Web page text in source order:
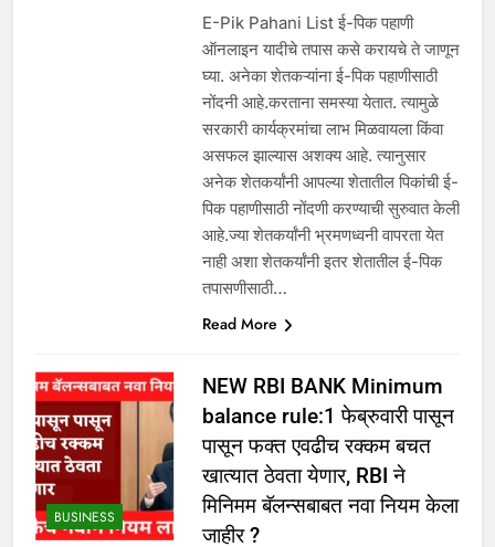
E-Pik Pahani List ई-पिक पहाणी
ऑनलाइन यादीचे तपास कसे करायचे ते जाणून
घ्या. अनेका शेतकऱ्यांना ई-पिक पहाणीसाठी
नोंदनी आहे.करताना समस्या येतात. त्यामुळे
सरकारी कार्यक्रमांचा लाभ मिळवायला किंवा
असफल झाल्यास अशक्य आहे. त्यानुसार
अनेक शेतकर्यांनी आपल्या शेतातील पिकांची ई-
पिक पहाणीसाठी नोंदणी करण्याची सुरुवात केली
आहे.ज्या शेतकर्यांनी भ्रमणध्वनी वापरता येत
नाही अशा शेतकर्यांनी इतर शेतातील ई-पिक
तपासणीसाठी…
Read More
BUSINESS
NEW RBI BANK Minimum
balance rule:1 फेब्रुवारी पासून
पासून फक्त एवढीच रक्कम बचत
खात्यात ठेवता येणार, RBI ने
मिनिमम बॅलन्सबाबत नवा नियम केला
जाहीर ?